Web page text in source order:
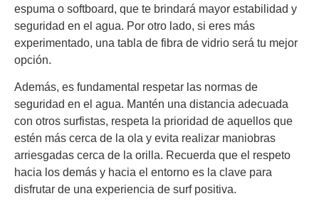
espuma o softboard, que te brindará mayor estabilidad y
seguridad en el agua. Por otro lado, si eres más
experimentado, una tabla de fibra de vidrio será tu mejor
opción.
Además, es fundamental respetar las normas de
seguridad en el agua. Mantén una distancia adecuada
con otros surfistas, respeta la prioridad de aquellos que
estén más cerca de la ola y evita realizar maniobras
arriesgadas cerca de la orilla. Recuerda que el respeto
hacia los demás y hacia el entorno es la clave para
disfrutar de una experiencia de surf positiva.